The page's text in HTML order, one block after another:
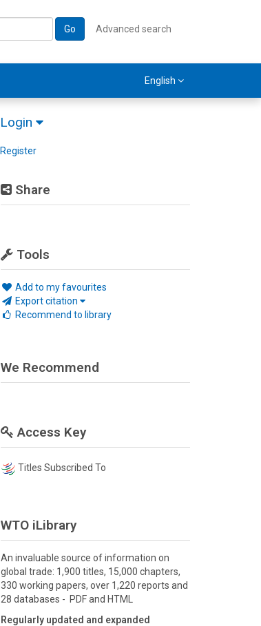
Go Advanced search
English
Login
Register
Share
Tools
Add to my favourites
Export citation
Recommend to library
We Recommend
Access Key
Titles Subscribed To
WTO iLibrary
An invaluable source of information on
global trade: 1,900 titles, 15,000 chapters,
330 working papers, over 1,220 reports and
28 databases - PDF and HTML
Regularly updated and expanded